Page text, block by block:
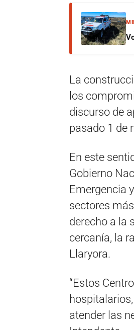
La
los
discurso de
pasado 1 de
En este
Gobierno
Emergencia
sectores
derecho a la
cercanía, la
Llaryora.
“Estos
atender las